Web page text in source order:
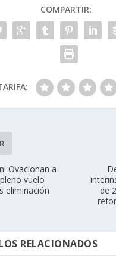
COMPARTIR:
Ovacionan a
vuelo
eliminación
de
RELACIONADOS